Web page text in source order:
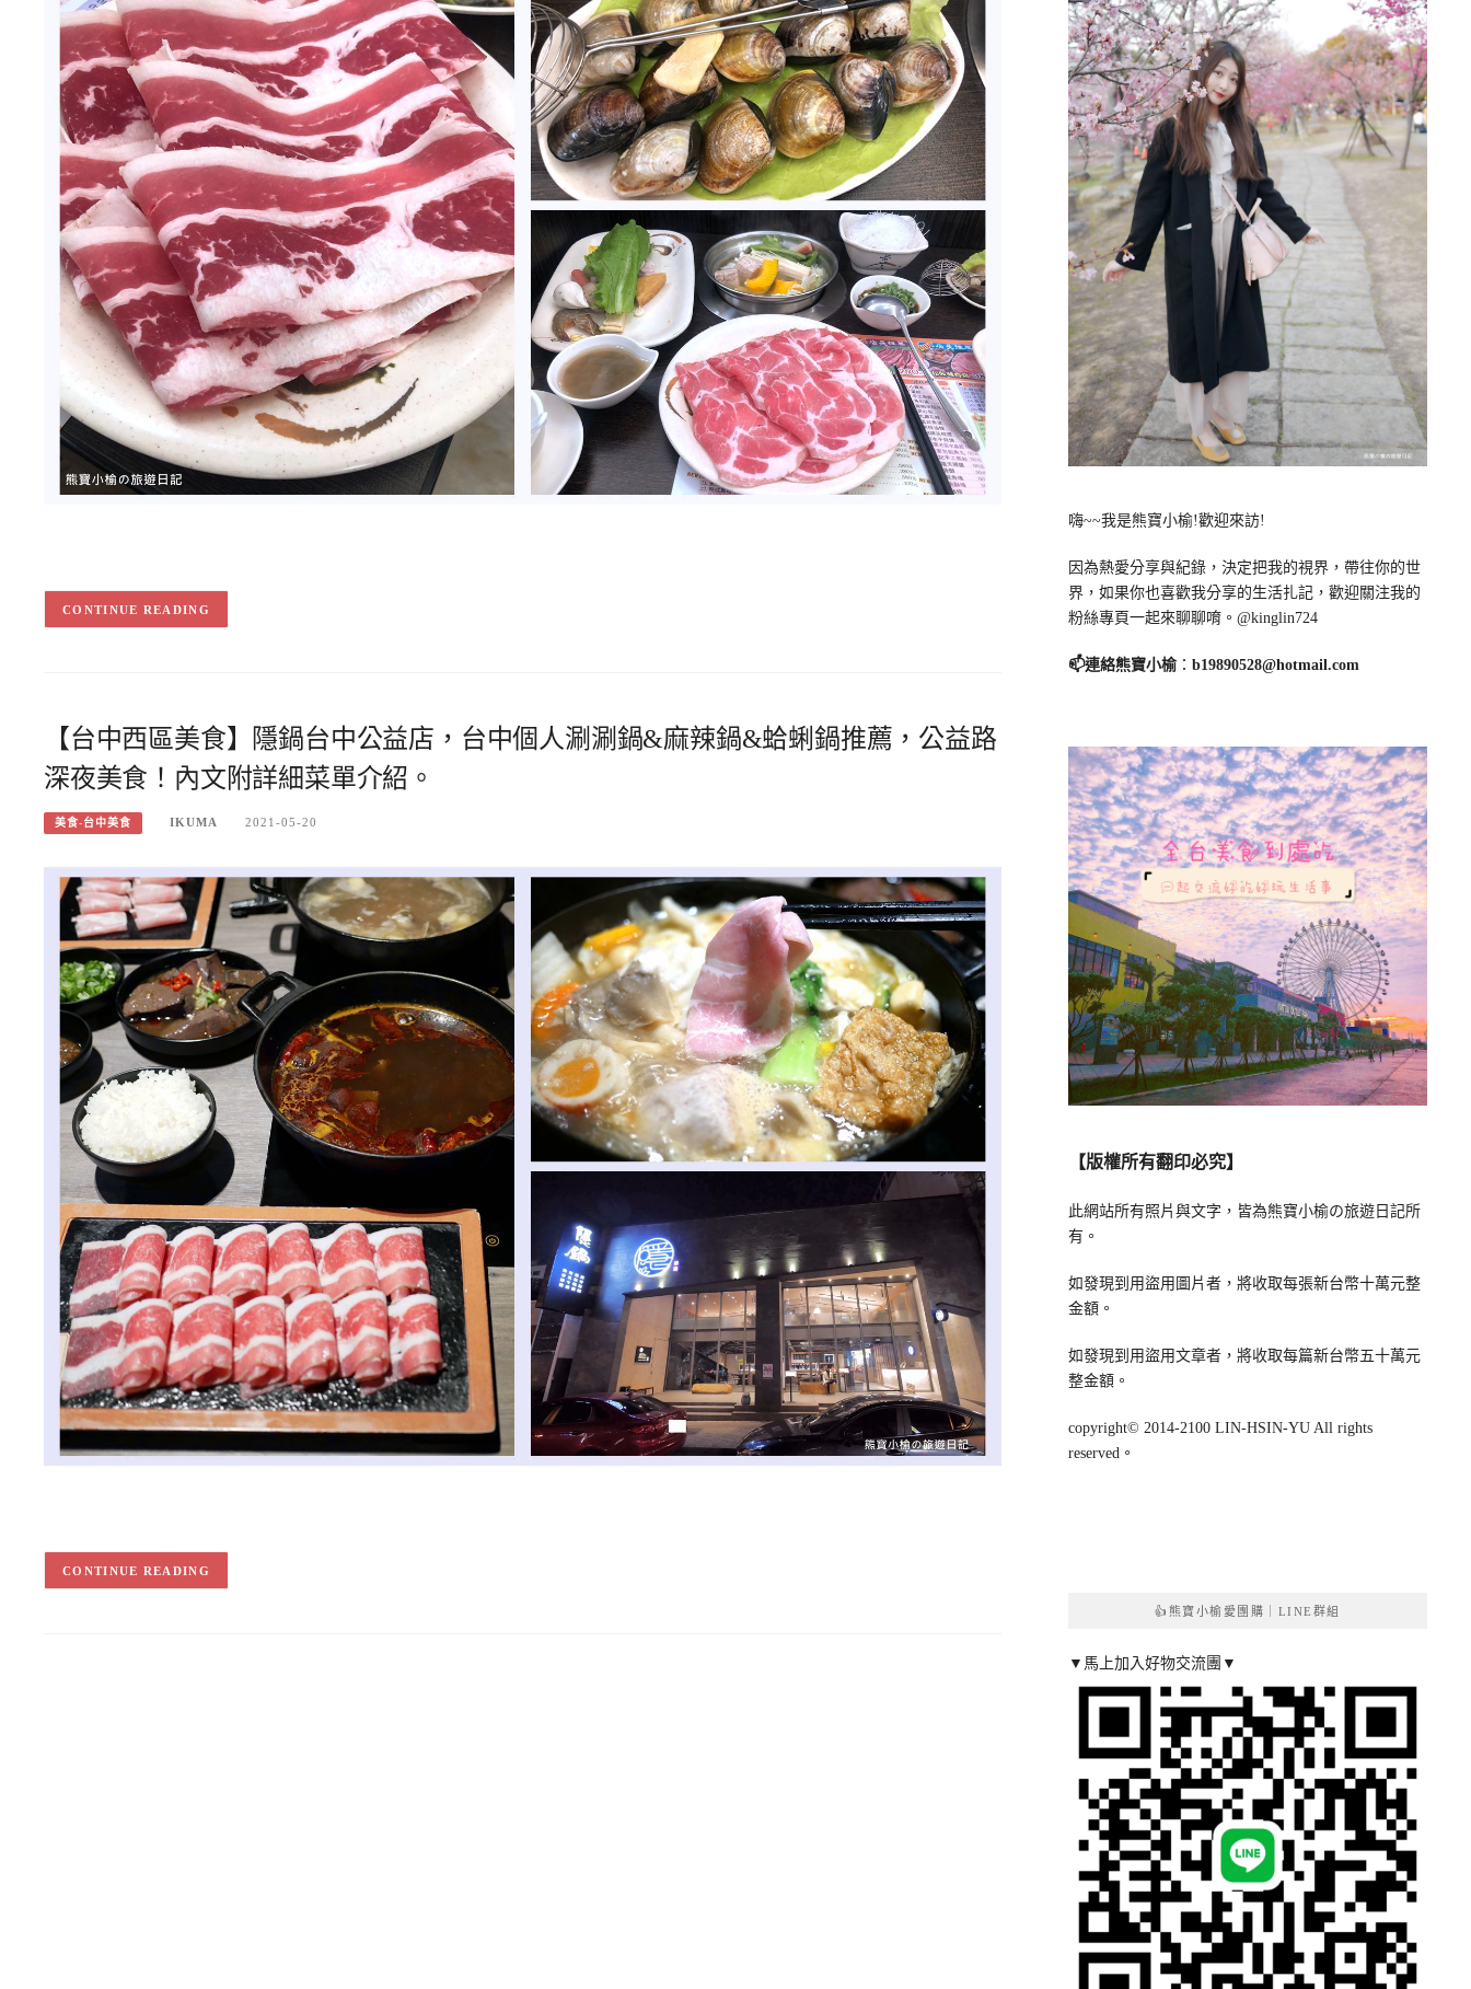
CONTINUE READING
【台中西區美食】隱鍋台中公益店，台中個人涮涮鍋&麻辣鍋&蛤蜊鍋推薦，公益路
深夜美食！內文附詳細菜單介紹。
美食-台中美食 IKUMA 2021-05-20
CONTINUE READING
嗨~~我是熊寶小榆!歡迎來訪!
因為熱愛分享與紀錄，決定把我的視界，帶往你的世
界，如果你也喜歡我分享的生活扎記，歡迎關注我的
粉絲專頁一起來聊聊唷。@kinglin724
📫連絡熊寶小榆： b19890528@hotmail.com
【版權所有翻印必究】
此網站所有照片與文字，皆為熊寶小榆の旅遊日記所
有。
如發現到用盜用圖片者，將收取每張新台幣十萬元整
金額。
如發現到用盜用文章者，將收取每篇新台幣五十萬元
整金額。
copyright© 2014-2100 LIN-HSIN-YU All rights
reserved。
👍熊寶小榆愛團購｜LINE群組
▼馬上加入好物交流團▼